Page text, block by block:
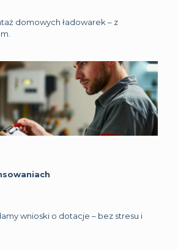
domowych ładowarek – z
wnioski o dotacje – bez stresu i